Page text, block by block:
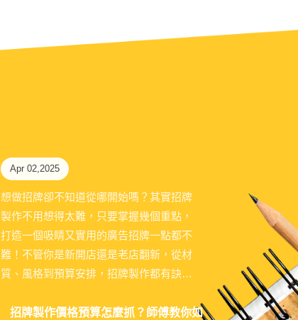
Apr 02,2025
想做招牌卻不知道從哪開始嗎？其實招牌
製作不用想得太難，只要掌握幾個重點，
打造一個吸睛又實用的廣告招牌一點都不
難！不管你是新開店還是老店翻新，從材
質、風格到預算安排，招牌製作都有訣
作，陪你一起找到最適合店鋪的門面方
招牌製作價格預算怎麼抓？師傅教你如